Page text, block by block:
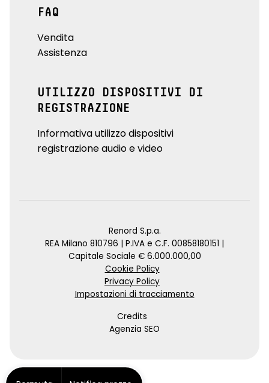
FAQ
Vendita
Assistenza
UTILIZZO DISPOSITIVI DI
REGISTRAZIONE
Informativa utilizzo dispositivi
registrazione audio e video
Renord S.p.a.
REA Milano 810796 | P.IVA e C.F. 00858180151 |
Capitale Sociale € 6.000.000,00
Cookie Policy
Privacy Policy
Impostazioni di tracciamento
Credits
Agenzia SEO